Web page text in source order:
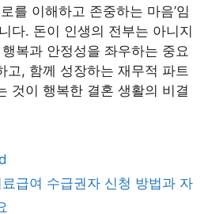
를 이해하고 존중하는 마음’임
다. 돈이 인생의 전부는 아니지
복과 안정성을 좌우하는 중요
고, 함께 성장하는 재무적 파트
것이 행복한 결혼 생활의 비결
급여 수급권자 신청 방법과 자